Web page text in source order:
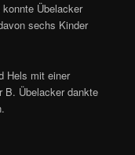
Übelacker
sechs Kinder
Hels mit einer
B. Übelacker dankte